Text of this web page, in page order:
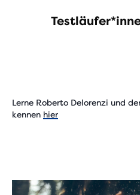
Lerne Roberto Delorenzi und
kennen hier